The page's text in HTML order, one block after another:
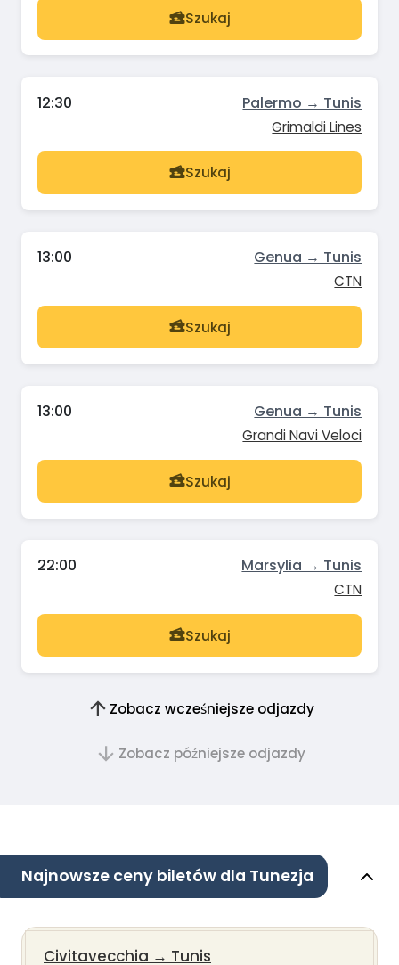
Szukaj
12:30 Palermo → Tunis
Grimaldi Lines
Szukaj
13:00 Genua → Tunis
CTN
Szukaj
13:00 Genua → Tunis
Grandi Navi Veloci
Szukaj
22:00 Marsylia → Tunis
CTN
Szukaj
Zobacz wcześniejsze odjazdy
Zobacz późniejsze odjazdy
Najnowsze ceny biletów dla Tunezja
Civitavecchia → Tunis